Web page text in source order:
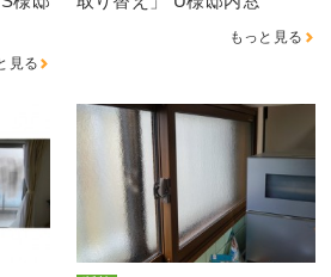
見る
もっと見る